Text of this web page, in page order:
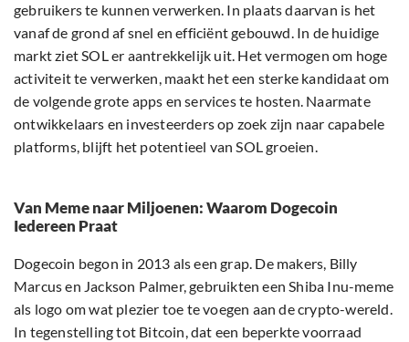
gebruikers te kunnen verwerken. In plaats daarvan is het
vanaf de grond af snel en efficiënt gebouwd. In de huidige
markt ziet SOL er aantrekkelijk uit. Het vermogen om hoge
activiteit te verwerken, maakt het een sterke kandidaat om
de volgende grote apps en services te hosten. Naarmate
ontwikkelaars en investeerders op zoek zijn naar capabele
platforms, blijft het potentieel van SOL groeien.
Van Meme naar Miljoenen: Waarom Dogecoin
Iedereen Praat
Dogecoin begon in 2013 als een grap. De makers, Billy
Marcus en Jackson Palmer, gebruikten een Shiba Inu-meme
als logo om wat plezier toe te voegen aan de crypto-wereld.
In tegenstelling tot Bitcoin, dat een beperkte voorraad